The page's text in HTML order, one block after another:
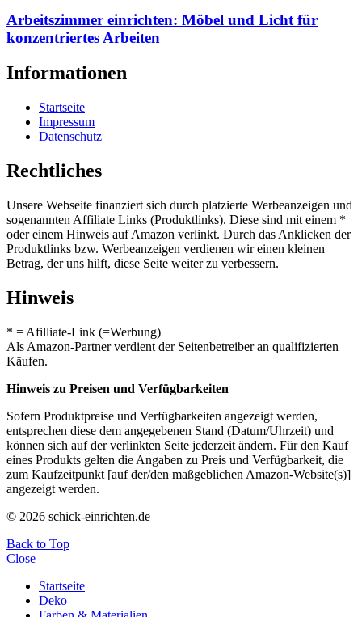
Arbeitszimmer einrichten: Möbel und Licht für
konzentriertes Arbeiten
Informationen
Startseite
Impressum
Datenschutz
Rechtliches
Unsere Webseite finanziert sich durch platzierte Werbeanzeigen und
sogenannten Affiliate Links (Produktlinks). Diese sind mit einem *
oder einem Hinweis auf Amazon verlinkt. Durch das Anklicken der
Produktlinks bzw. Werbeanzeigen verdienen wir einen kleinen
Betrag, der uns hilft, diese Seite weiter zu verbessern.
Hinweis
* = Afilliate-Link (=Werbung)
Als Amazon-Partner verdient der Seitenbetreiber an qualifizierten
Käufen.
Hinweis zu Preisen und Verfügbarkeiten
Sofern Produktpreise und Verfügbarkeiten angezeigt werden,
entsprechen diese dem angegebenen Stand (Datum/Uhrzeit) und
können sich auf der verlinkten Seite jederzeit ändern. Für den Kauf
eines Produkts gelten die Angaben zu Preis und Verfügbarkeit, die
zum Kaufzeitpunkt [auf der/den maßgeblichen Amazon-Website(s)]
angezeigt werden.
© 2026 schick-einrichten.de
Back to Top
Close
Startseite
Deko